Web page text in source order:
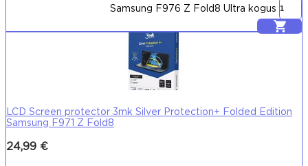
Samsung F976 Z Fold8 Ultra kogus
Lisa korvi
LCD Screen protector 3mk Silver Protection+ Folded Edition
Samsung F971 Z Fold8
24,99 €